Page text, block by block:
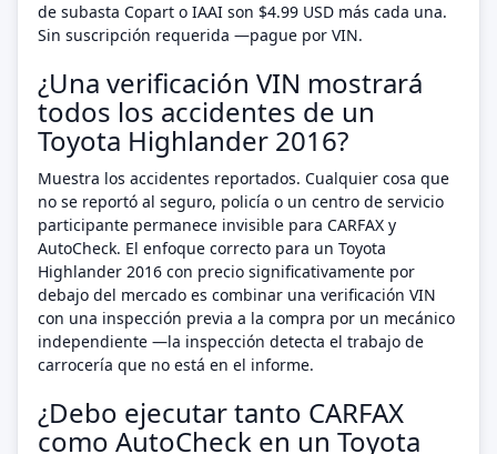
de subasta Copart o IAAI son $4.99 USD más cada una.
Sin suscripción requerida —pague por VIN.
¿Una verificación VIN mostrará
todos los accidentes de un
Toyota Highlander 2016?
Muestra los accidentes reportados. Cualquier cosa que
no se reportó al seguro, policía o un centro de servicio
participante permanece invisible para CARFAX y
AutoCheck. El enfoque correcto para un Toyota
Highlander 2016 con precio significativamente por
debajo del mercado es combinar una verificación VIN
con una inspección previa a la compra por un mecánico
independiente —la inspección detecta el trabajo de
carrocería que no está en el informe.
¿Debo ejecutar tanto CARFAX
como AutoCheck en un Toyota